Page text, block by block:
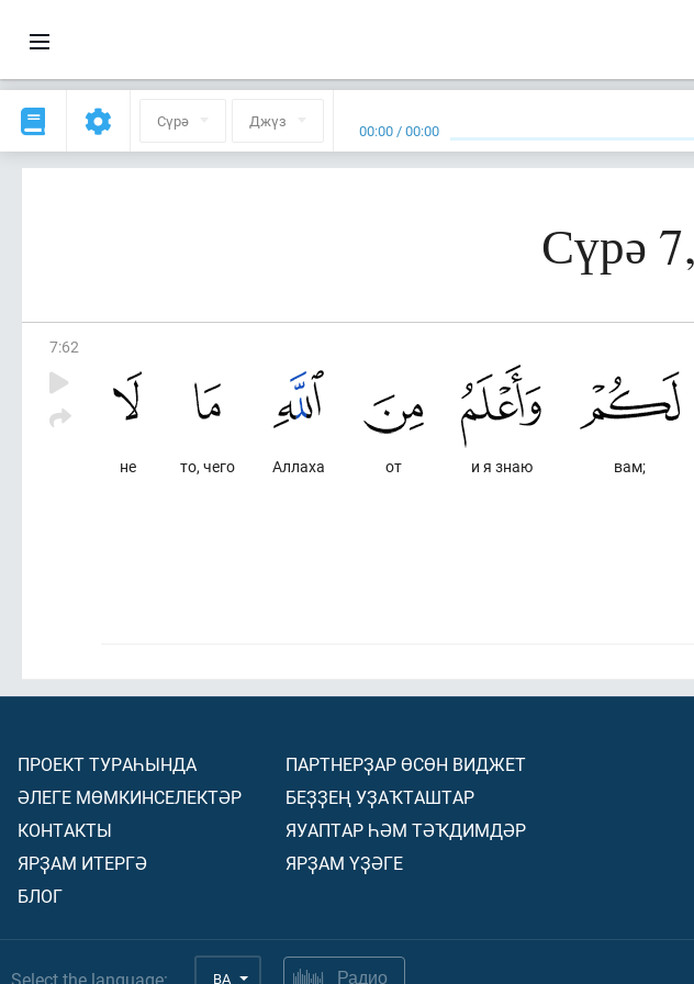
Сүрә Джүз 00:00 /00:00
Сүрә
7:62
вам;
и я знаю
от
Аллаха
то, чего
не
ПРОЕКТ ТУРАҺЫНДА
ӘЛЕГЕ МӨМКИНСЕЛЕКТӘР
КОНТАКТЫ
ЯРҘАМ ИТЕРГӘ
БЛОГ
ПАРТНЕРҘАР ӨСӨН ВИДЖЕТ
БЕҘҘЕҢ УҘАҠТАШТАР
ЯУАПТАР ҺӘМ ТӘҠДИМДӘР
ЯРҘАМ ҮҘӘГЕ
Select the language: BA Радио